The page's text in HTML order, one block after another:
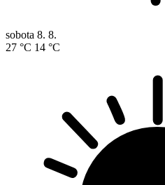
sobota 8. 8.
27 °C 14 °C